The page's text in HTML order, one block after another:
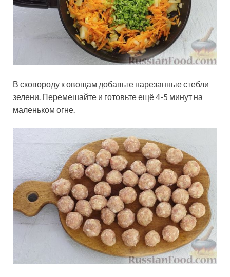
В сковороду к овощам добавьте нарезанные стебли
зелени. Перемешайте и готовьте ещё 4-5 минут на
маленьком огне.